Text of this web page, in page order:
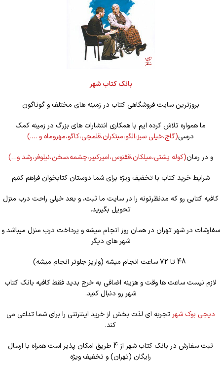
بانک کتاب شهر
بروزترین سایت فروشگاهی کتاب در زمینه های مختلف و گوناگون
ما همواره تلاش کرده ایم با همکاری انتشارات های بزرگ در زمینه کمک
درسی(گاج،خیلی سبز،الگو،مبتکران،قلمچی،کاگو،مهروماه و ….)
و در رمان(کوله پشتی،میلکان،ققنوس،امیرکبیر،چشمه،سخن،نیلوفر،رشد و…)
شرایط خرید کتاب با تخفیف ویژه برای شما دوستان کتابخوان فراهم کنیم
کافیه کتابی رو که مدنظرتونه را در سایت ما ثبت، و بعد خیلی راحت درب منزل
تحویل بگیرید.
سفارشات در شهر تهران در همان روز انجام میشه و پرداخت درب منزل میباشد و
شهر های دیگر
لازم نیست ساعت ها وقت و هزینه اضافی به خرج بدید فقط کافیه بانک کتاب
شهر رو دنبال کنید.
دیجی بوک شهرتجربه ای لذت بخش از خرید اینترنتی را برای شما تداعی می
کند.
ثبت سفارش در بانک کتاب شهر از 4 طریق امکان پذیر است همراه با ارسال
رایگان (تهران) و تخفیف ویژه